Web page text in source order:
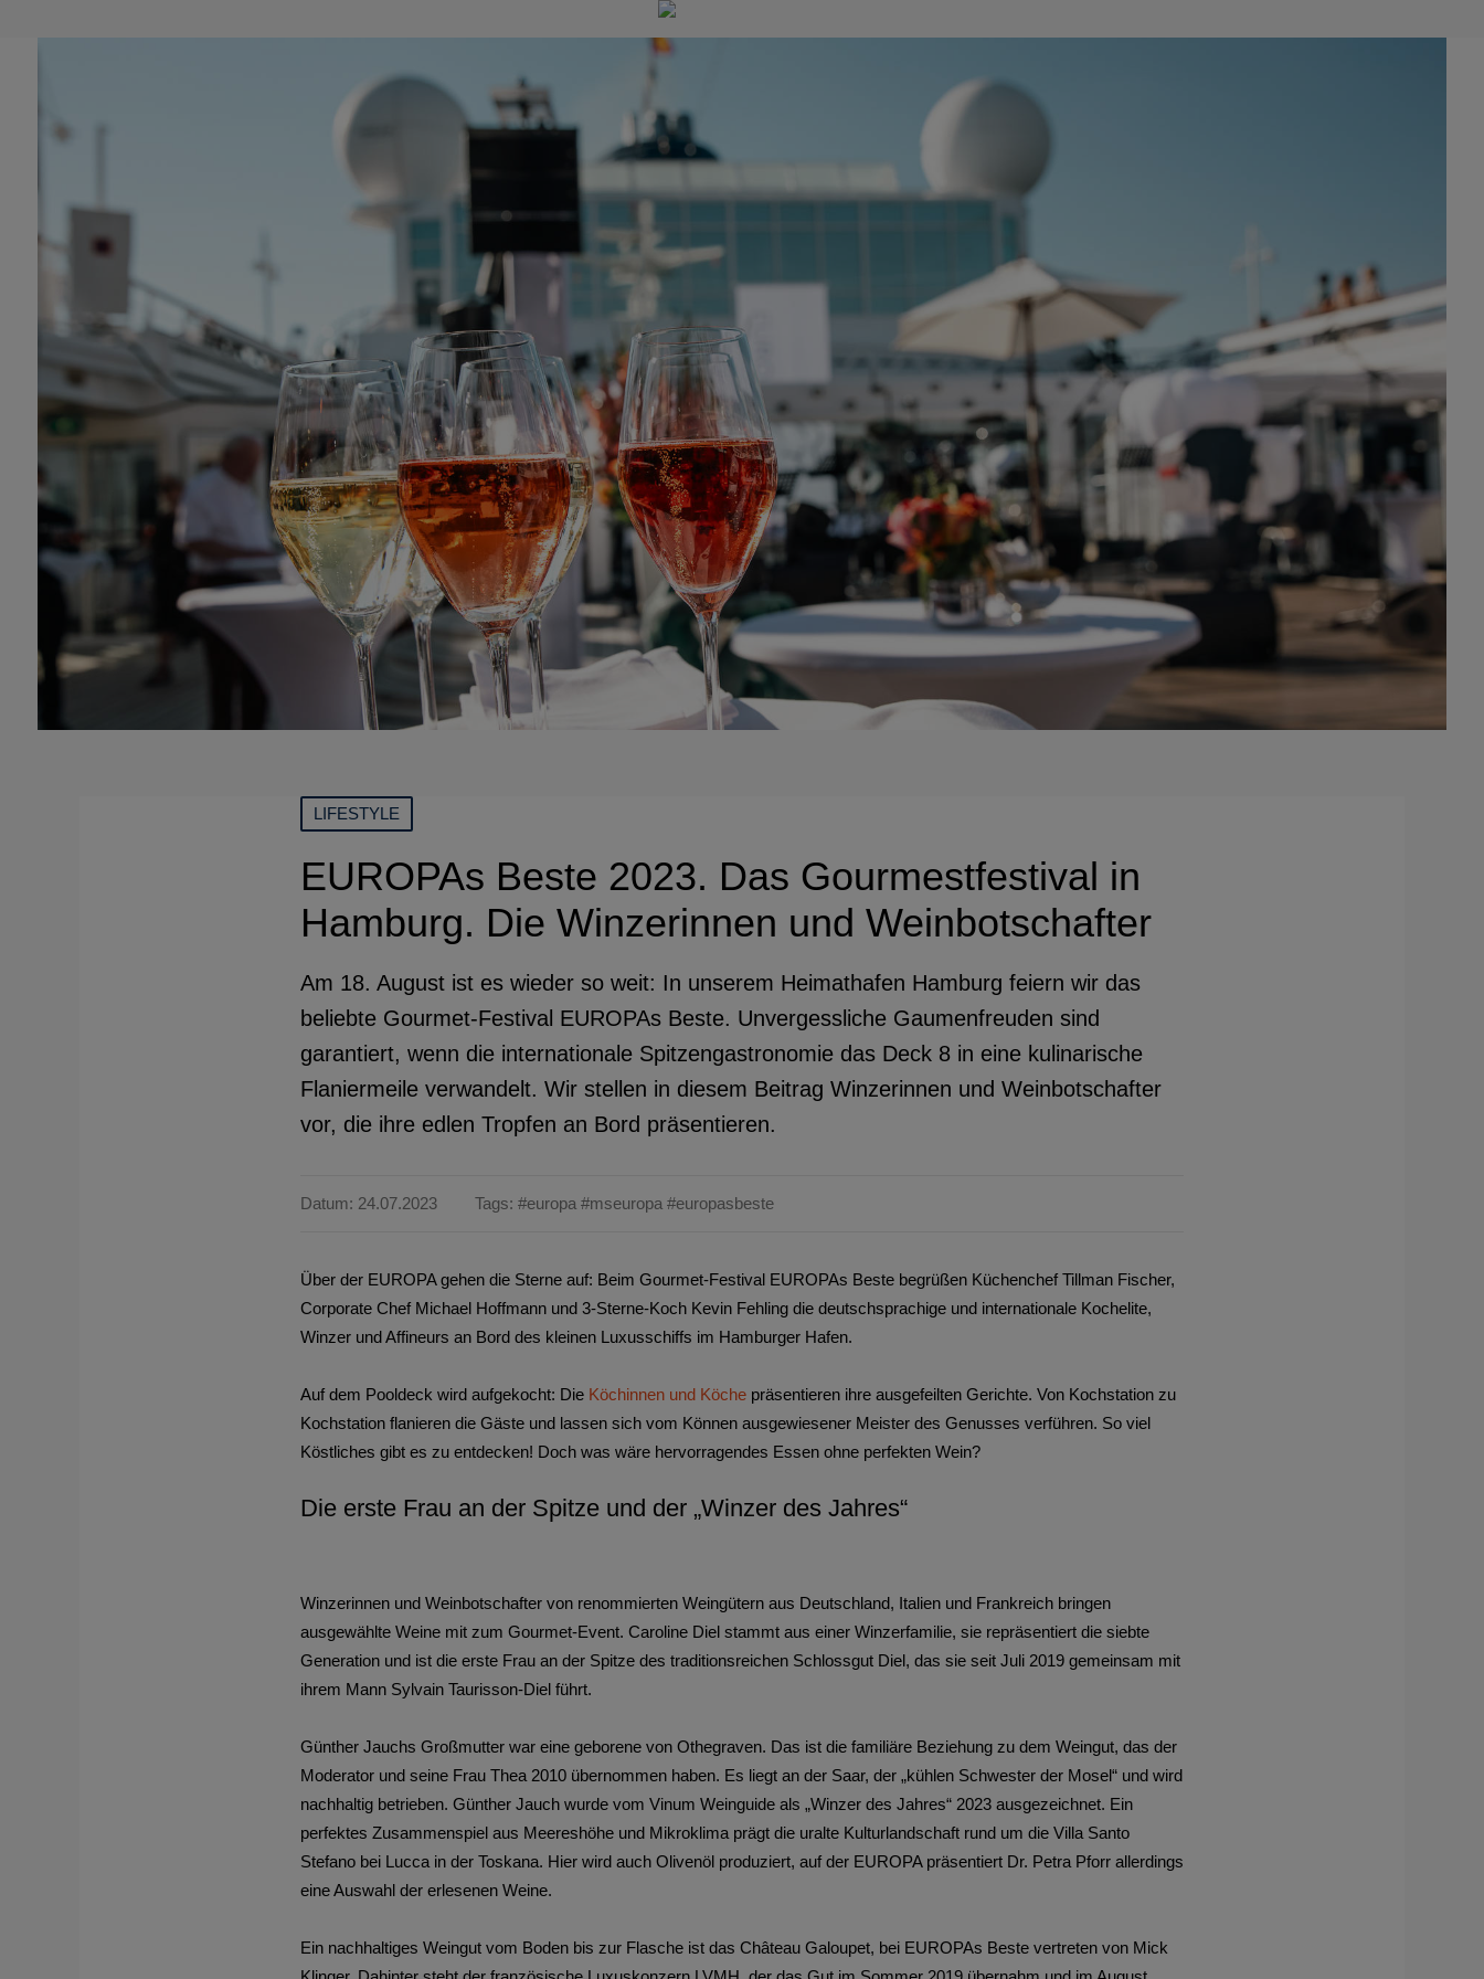
LIFESTYLE
EUROPAs Beste 2023. Das Gourmestfestival in
Hamburg. Die Winzerinnen und Weinbotschafter
Am 18. August ist es wieder so weit: In unserem Heimathafen Hamburg feiern wir das
beliebte Gourmet-Festival EUROPAs Beste. Unvergessliche Gaumenfreuden sind
garantiert, wenn die internationale Spitzengastronomie das Deck 8 in eine kulinarische
Flaniermeile verwandelt. Wir stellen in diesem Beitrag Winzerinnen und Weinbotschafter
vor, die ihre edlen Tropfen an Bord präsentieren.
Datum: 24.07.2023 Tags: #europa #mseuropa #europasbeste
Über der EUROPA gehen die Sterne auf: Beim Gourmet-Festival EUROPAs Beste begrüßen Küchenchef Tillman Fischer,
Corporate Chef Michael Hoffmann und 3-Sterne-Koch Kevin Fehling die deutschsprachige und internationale Kochelite,
Winzer und Affineurs an Bord des kleinen Luxusschiffs im Hamburger Hafen.
Auf dem Pooldeck wird aufgekocht: Die Köchinnen und Köche präsentieren ihre ausgefeilten Gerichte. Von Kochstation zu
Kochstation flanieren die Gäste und lassen sich vom Können ausgewiesener Meister des Genusses verführen. So viel
Köstliches gibt es zu entdecken! Doch was wäre hervorragendes Essen ohne perfekten Wein?
Die erste Frau an der Spitze und der „Winzer des Jahres“
Winzerinnen und Weinbotschafter von renommierten Weingütern aus Deutschland, Italien und Frankreich bringen
ausgewählte Weine mit zum Gourmet-Event. Caroline Diel stammt aus einer Winzerfamilie, sie repräsentiert die siebte
Generation und ist die erste Frau an der Spitze des traditionsreichen Schlossgut Diel, das sie seit Juli 2019 gemeinsam mit
ihrem Mann Sylvain Taurisson-Diel führt.
Günther Jauchs Großmutter war eine geborene von Othegraven. Das ist die familiäre Beziehung zu dem Weingut, das der
Moderator und seine Frau Thea 2010 übernommen haben. Es liegt an der Saar, der „kühlen Schwester der Mosel“ und wird
nachhaltig betrieben. Günther Jauch wurde vom Vinum Weinguide als „Winzer des Jahres“ 2023 ausgezeichnet. Ein
perfektes Zusammenspiel aus Meereshöhe und Mikroklima prägt die uralte Kulturlandschaft rund um die Villa Santo
Stefano bei Lucca in der Toskana. Hier wird auch Olivenöl produziert, auf der EUROPA präsentiert Dr. Petra Pforr allerdings
eine Auswahl der erlesenen Weine.
Ein nachhaltiges Weingut vom Boden bis zur Flasche ist das Château Galoupet, bei EUROPAs Beste vertreten von Mick